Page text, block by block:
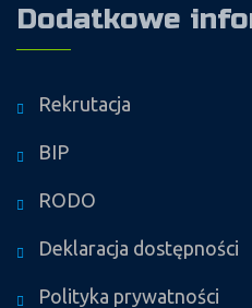
Dodatkowe
Rekrutacja
BIP
RODO
Deklaracja dostępności
Polityka prywatności